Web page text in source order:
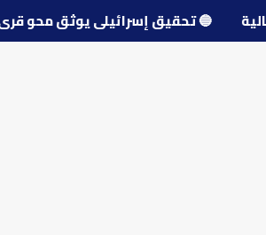
🔵تحقيق إسرائيلي يوثق